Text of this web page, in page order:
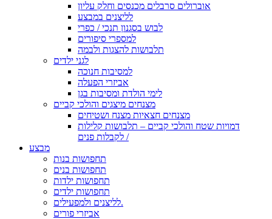
אוברולים סרבלים מכנסים וחלק עליון
לליצנים במבצע
לבוש בסגנון תנכי / כפרי
למספרי סיפורים
תלבושות להצגות ולבמה
לגני ילדים
למסיבות חנוכה
אביזרי הפעלה
לימי הולדת ומסיבות בגן
מצנחים מיצגים והולכי קביים
מצנחים חצאיות מצנח ושטיחים
דמויות שטח והולכי קביים – תלבושות קלילות
לקבלות פנים /
מבצע
תחפושות בנות
תחפושות בנים
תחפושות ילדות
תחפושות ילדים
לליצנים ולמפעילים.
אביזרי פורים